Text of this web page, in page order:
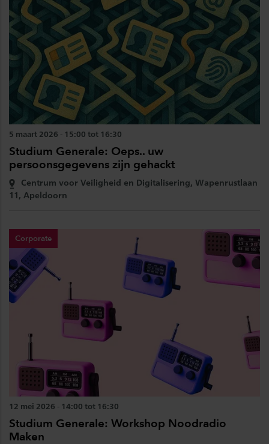
5 maart 2026 - 15:00 tot 16:30
Studium Generale: Oeps.. uw
persoonsgegevens zijn gehackt
Centrum voor Veiligheid en Digitalisering, Wapenrustlaan
11, Apeldoorn
Corporate
12 mei 2026 - 14:00 tot 16:30
Studium Generale: Workshop Noodradio
Maken